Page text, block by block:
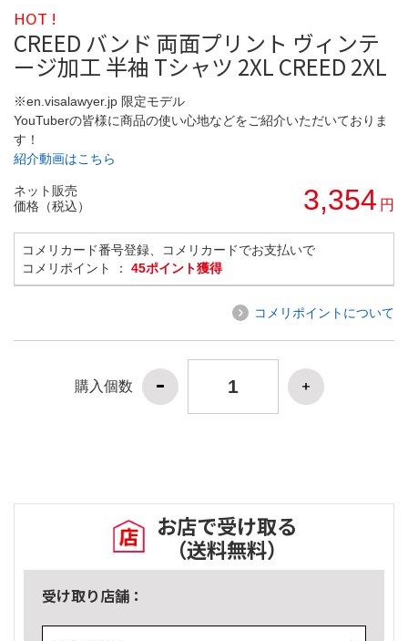
HOT !
CREED バンド 両面プリント ヴィンテ
ージ加工 半袖 Tシャツ 2XL CREED 2XL
※en.visalawyer.jp 限定モデル
YouTuberの皆様に商品の使い心地などをご紹介いただいておりま
す！
紹介動画はこちら
ネット販売
価格（税込）
3,354 円
コメリカード番号登録、コメリカードでお支払いで
コメリポイント ： 45ポイント獲得
コメリポイントについて
購入個数
お店で受け取る
（送料無料）
受け取り店舗：